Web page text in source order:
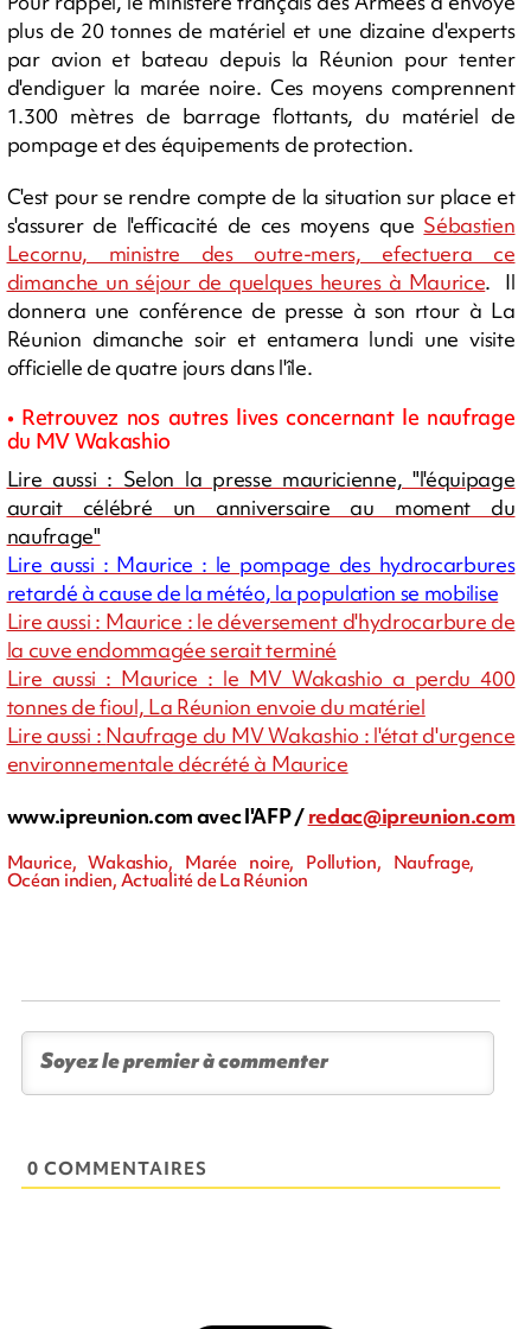
plus de 20 tonnes de matériel et une dizaine d'experts
par avion et bateau depuis la Réunion pour tenter
d'endiguer la marée noire. Ces moyens comprennent
1.300 mètres de barrage flottants, du matériel de
pompage et des équipements de protection.
C'est pour se rendre compte de la situation sur place et
s'assurer de l'efficacité de ces moyens que Sébastien
Lecornu, ministre des outre-mers, efectuera ce
dimanche un séjour de quelques heures à Maurice. Il
donnera une conférence de presse à son rtour à La
Réunion dimanche soir et entamera lundi une visite
officielle de quatre jours dans l'île.
• Retrouvez nos autres lives concernant le naufrage
du MV Wakashio
Lire aussi : Selon la presse mauricienne, "l'équipage
aurait célébré un anniversaire au moment du
naufrage"
Lire aussi : Maurice : le pompage des hydrocarbures
retardé à cause de la météo, la population se mobilise
Lire aussi : Maurice : le déversement d'hydrocarbure de
la cuve endommagée serait terminé
Lire aussi : Maurice : le MV Wakashio a perdu 400
tonnes de fioul, La Réunion envoie du matériel
Lire aussi : Naufrage du MV Wakashio : l'état d'urgence
environnementale décrété à Maurice
www.ipreunion.com avec l'AFP /redac@ipreunion.com
Maurice, Wakashio, Marée noire, Pollution, Naufrage,
Océan indien, Actualité de La Réunion
0 COMMENTAIRES